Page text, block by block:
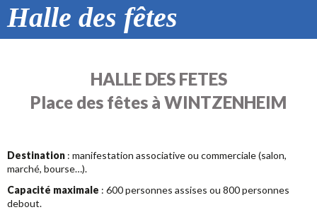
Halle des fêtes
HALLE DES FETES
Place des fêtes à WINTZENHEIM
Destination : manifestation associative ou commerciale (salon,
marché, bourse…).
Capacité maximale : 600 personnes assises ou 800 personnes
debout.